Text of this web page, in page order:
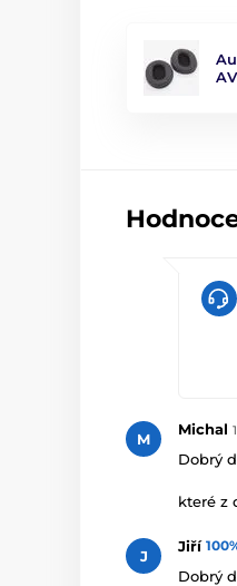
M
Michal
Dobrý
které z
J
Jiří
Dobrý